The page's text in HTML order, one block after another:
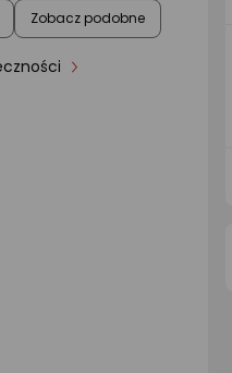
Zobacz podobne